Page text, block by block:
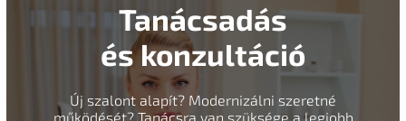
Tanácsadás
és konzultáció
Új szalont alapít? Modernizálni szeretné
működését? Tanácsra van szüksége a legjobb